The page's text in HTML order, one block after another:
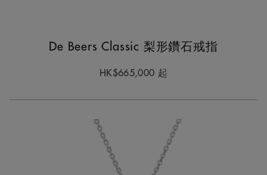
De Beers Classic 梨形鑽石戒指
HK$665,000 起